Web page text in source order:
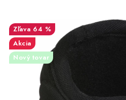
NÁBYTOK
ELEKTRO
ZÁHRADA
64 %
Akcia
Nový tovar